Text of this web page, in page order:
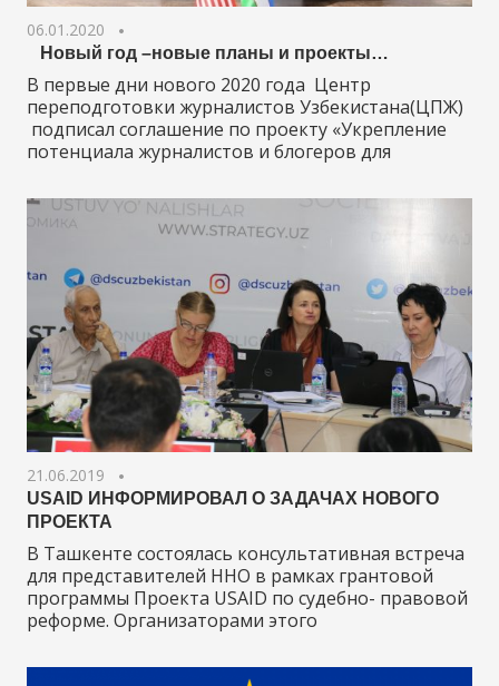
06.01.2020
Новый год –новые планы и проекты…
В первые дни нового 2020 года Центр
переподготовки журналистов Узбекистана(ЦПЖ)
подписал соглашение по проекту «Укрепление
потенциала журналистов и блогеров для
21.06.2019
USAID ИНФОРМИРОВАЛ О ЗАДАЧАХ НОВОГО
ПРОЕКТА
В Ташкенте состоялась консультативная встреча
для представителей ННО в рамках грантовой
программы Проекта USAID по судебно- правовой
реформе. Организаторами этого